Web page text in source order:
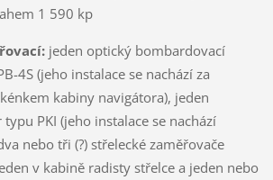
1 590 kp
jeden optický bombardovací
4S (jeho instalace se nachází za
kabiny navigátora), jeden
PKI (jeho instalace se nachází
nebo tři (?) střelecké zaměřovače
v kabině radisty střelce a jeden nebo